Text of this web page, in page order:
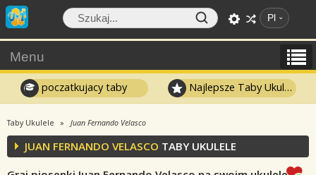
Pl
Menu
poczatkujacy taby Najlepsze Taby Ukulele
Taby Ukulele Juan Fernando Velasco
JUAN FERNANDO VELASCO TABY UKULELE